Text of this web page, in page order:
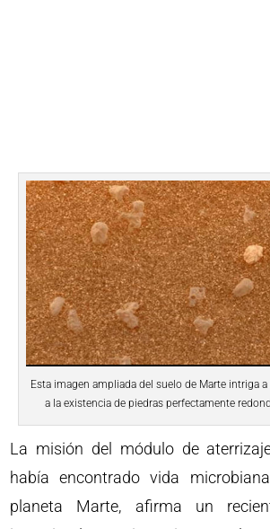
Esta imagen ampliada del suelo de Marte intriga
a la existencia de piedras perfectamente
La misión del módulo de
había encontrado vida
planeta Marte, afirma un